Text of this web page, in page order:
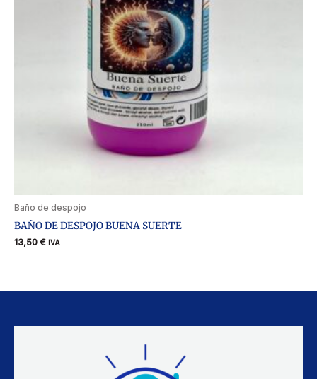
Baño de despojo
BAÑO DE DESPOJO BUENA SUERTE
13,50 € IVA